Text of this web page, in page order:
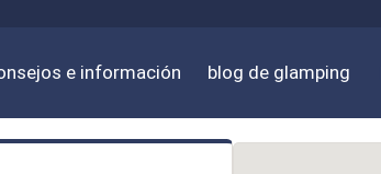
e información blog de glamping